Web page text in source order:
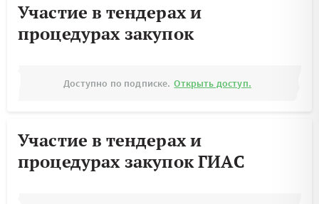
Участие в тендерах и
процедурах закупок
Доступно по подписке. Открыть доступ.
Участие в тендерах и
процедурах закупок ГИАС